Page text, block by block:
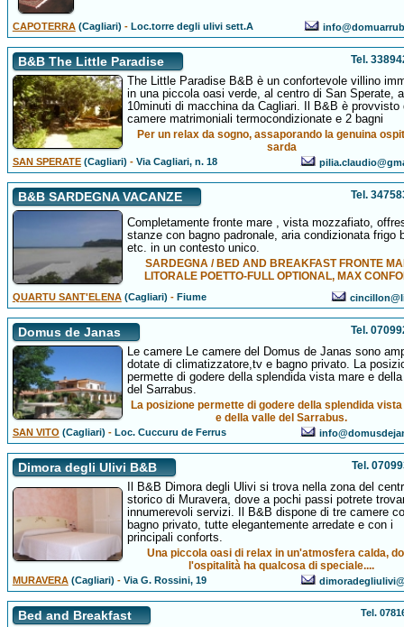
CAPOTERRA(Cagliari) -Loc.torre degli ulivi sett.A
B&B The Little Paradise Tel.
The Little Paradise B&B è un confortevole villino
in una piccola oasi verde, al centro di San Sperate, a
10minuti di macchina da Cagliari. Il B&B è provvisto
camere matrimoniali termocondizionate e 2 bagni
Per un relax da sogno, assaporando la genuina
sarda
SAN SPERATE(Cagliari) -Via Cagliari, n. 18
B&B SARDEGNA VACANZE Tel.
Completamente fronte mare , vista mozzafiato,
stanze con bagno padronale, aria condizionata frigo
etc. in un contesto unico.
SARDEGNA / BED AND BREAKFAST FRONTE
LITORALE POETTO-FULL OPTIONAL, MAX
QUARTU SANT'ELENA(Cagliari) -Fiume
Domus de Janas Tel.
Le camere Le camere del Domus de Janas sono
dotate di climatizzatore,tv e bagno privato. La
permette di godere della splendida vista mare e
del Sarrabus.
La posizione permette di godere della splendida
e della valle del Sarrabus.
SAN VITO (Cagliari) -Loc. Cuccuru de Ferrus
Dimora degli Ulivi B&B Tel.
Il B&B Dimora degli Ulivi si trova nella zona del
storico di Muravera, dove a pochi passi potrete
innumerevoli servizi. Il B&B dispone di tre camere
bagno privato, tutte elegantemente arredate e con i
principali conforts.
Una piccola oasi di relax in un'atmosfera calda,
l'ospitalità ha qualcosa di speciale....
MURAVERA(Cagliari) -Via G. Rossini, 19
Bed and Breakfast Tel.